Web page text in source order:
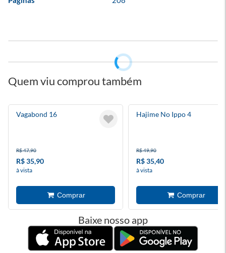
Quem viu comprou também
Vagabond 16
R$ 47,90
R$ 35,90
à vista
Hajime No Ippo 4
R$ 49,90
R$ 35,40
à vista
Baixe nosso app